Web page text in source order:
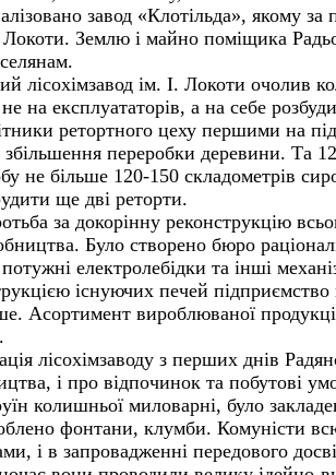
завод «Клотільда», якому
Локоти. Землю і майно поміщика
лісохімзавод ім. І. Локоти очолив
на експлуататорів, а на себе
ретортного цеху першими на
збільшення переробки деревини. Та
не більше 120-150 складометрів
ще дві реторти.
за докорінну реконструкцію
Було створено бюро
електролебідки та інші
існуючих печей
Асортимент вироблюваної
лісохімзаводу з перших днів
і про відпочинок та побутові
колишньої миловарні, було
фонтани, клумби. Комуністи
і в запровадженні передового